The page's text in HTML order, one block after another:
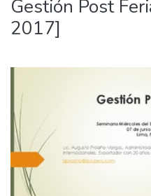
Gestión Post
2017]